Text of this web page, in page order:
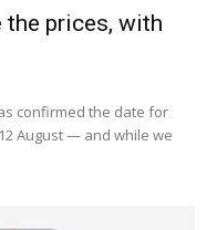
the prices, with
confirmed the date for
August — and while we